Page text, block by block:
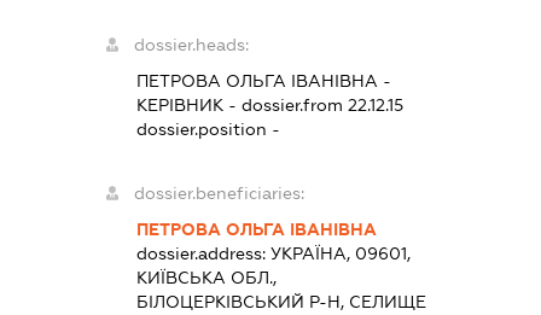
dossier.heads:
ПЕТРОВА ОЛЬГА ІВАНІВНА -
КЕРІВНИК - dossier.from 22.12.15
dossier.position -
dossier.beneficiaries:
ПЕТРОВА ОЛЬГА ІВАНІВНА
dossier.address:УКРАЇНА, 09601,
КИЇВСЬКА ОБЛ.,
БІЛОЦЕРКІВСЬКИЙ Р-Н, СЕЛИЩЕ